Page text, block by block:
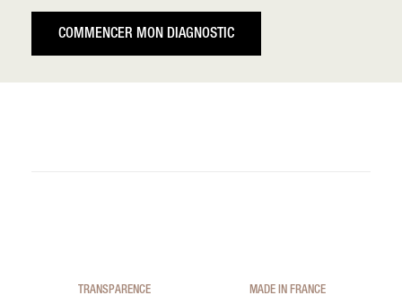
COMMENCER MON DIAGNOSTIC
TRANSPARENCE MADE IN FRANCE